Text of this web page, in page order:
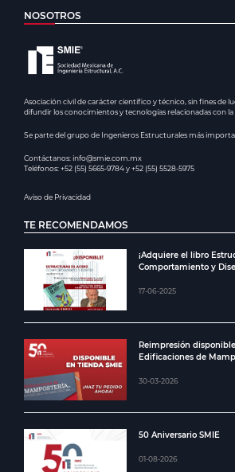
NOSOTROS
Asociación civil de carácter científico y técnico, sin fines de
difundir los conocimientos y tecnologías relacionadas con
Se parte del grupo de Ingenieros Estructurales más
Contáctanos: info@smie.com.mx
Teléfonos: +52 (55) 5665-9784 y +52 (55) 5528-5975
Aviso de Privacidad
TE RECOMENDAMOS
¡Adquiere el libro
Comportamiento y
17-06-2025
Reimpresión
Edificaciones de
30-03-2026
50 Aniversario SMIE
01-08-2026